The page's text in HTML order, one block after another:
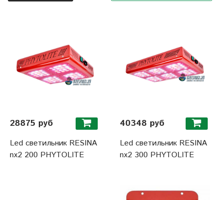
28875 руб
Led светильник RESINA
nx2 200 PHYTOLITE
40348 руб
Led светильник RESINA
nx2 300 PHYTOLITE